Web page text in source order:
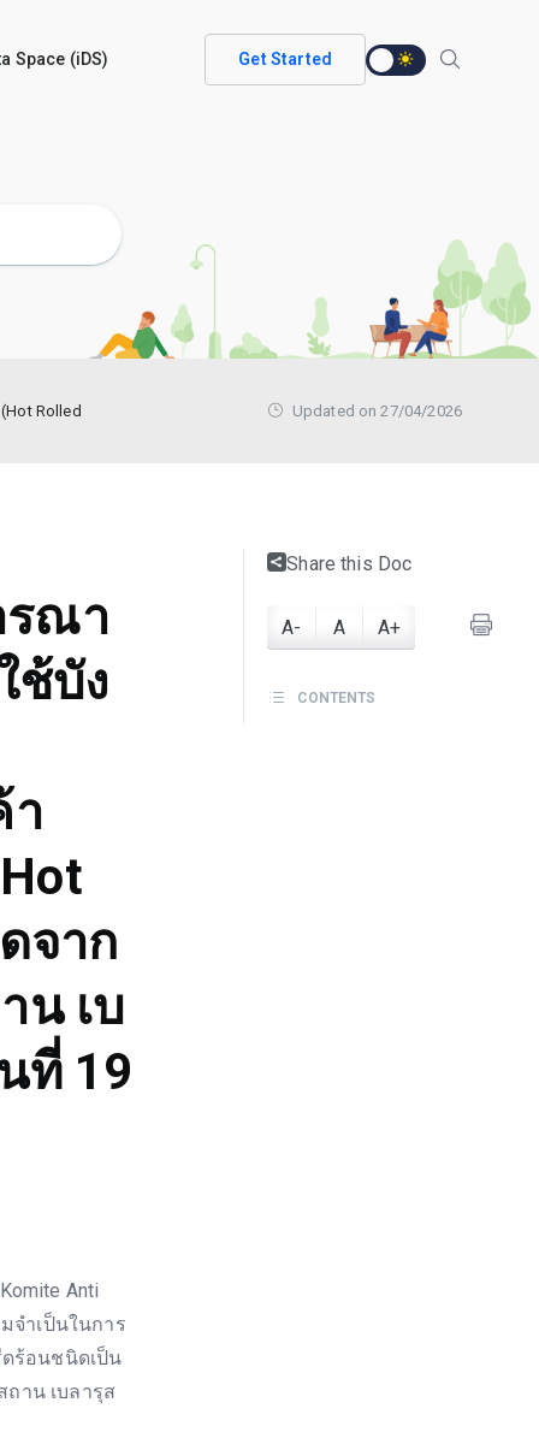
Space (iDS) Get Started
Rolled Updated on 27/04/2026
รณา
ช้บัง
า
จาก
น เบ
ที่ 19
Anti
จำเป็นในการ
ร้อนชนิดเป็น
ถาน เบลารุส
Share this Doc
A- A A+
CONTENTS